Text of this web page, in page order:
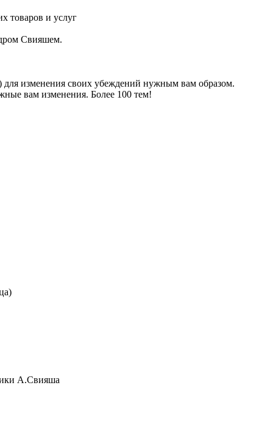
товаров и услуг
Свияшем.
изменения своих убеждений нужным вам образом.
вам изменения. Более 100 тем!
А.Свияша